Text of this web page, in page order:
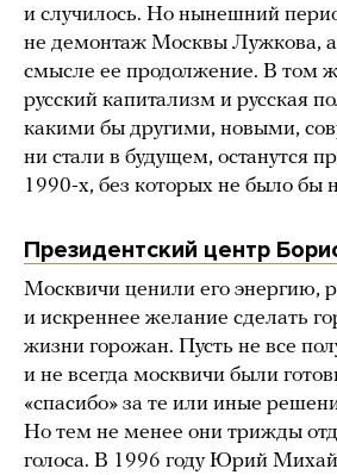
и случилось. Но нынешний
не демонтаж Москвы Лужкова,
смысле ее продолжение. В том
русский капитализм и русская
какими бы другими, новыми,
ни стали в будущем, останутся
1990-х, без которых не было бы
Президентский центр
Москвичи ценили его энергию,
и искреннее желание сделать
жизни горожан. Пусть не все
и не всегда москвичи были
«спасибо» за те или иные
Но тем не менее они трижды
голоса. В 1996 году Юрий